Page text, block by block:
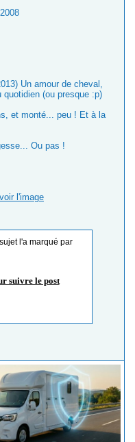
Un amour de cheval,
(ou presque :p)
et monté... peu ! Et à la
Ou pas !
l'image
l'a marqué par
suivre le post